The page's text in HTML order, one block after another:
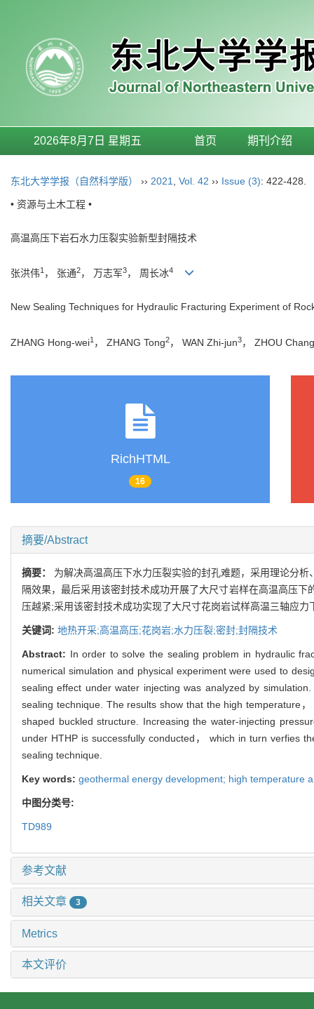
2026年8月7日 星期五 首页 期刊介绍
东北大学学报（自然科学版） ›› 2021 Vol. 42 ›› Issue (3): 422-428.
• 资源与土木工程 •
高温高压下岩石水力压裂实验新型封隔技术
张洪伟1 ， 张通2， 万志军3， 周长冰4
New Sealing Techniques for Hydraulic Fracturing Experiment of
ZHANG Hong-wei1 ， ZHANG Tong2， WAN Zhi-jun3， ZHOU
RichHTML
16
摘要/Abstract
摘要： 为解决高温高压下水力压裂实验的封孔难题，采用理论分
隔效果，最后采用该密封技术成功开展了大尺寸岩样在高温高压
压越紧;采用该密封技术成功实现了大尺寸花岗岩试样高温三轴应
关键词: 地热开采;高温高压;花岗岩;水力压裂;密封;封隔技术
Abstract: In order to solve the sealing problem in hydraulic
numerical simulation and physical experiment were used to
sealing effect under water injecting was analyzed by
sealing technique. The results show that the high temperature
shaped buckled structure. Increasing the water-injecting
under HTHP is successfully conducted， which in turn verfies
sealing technique.
Key words: geothermal energy development; high temperature
中图分类号:
TD989
参考文献
相关文章 3
Metrics
本文评价